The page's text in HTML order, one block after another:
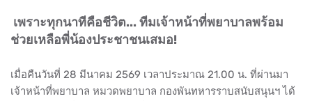
เพราะทุกนาทีคือชีวิต... ทีมเจ้าหน้าที่พยาบาลพร้อม
ช่วยเหลือพี่น้องประชาชนเสมอ!
เมื่อคืนวันที่ 28 มีนาคม 2569 เวลาประมาณ 21.00 น. ที่ผ่านมา
เจ้าหน้าที่พยาบาล หมวดพยาบาล กองพันทหารราบสนับสนุนฯ ได้